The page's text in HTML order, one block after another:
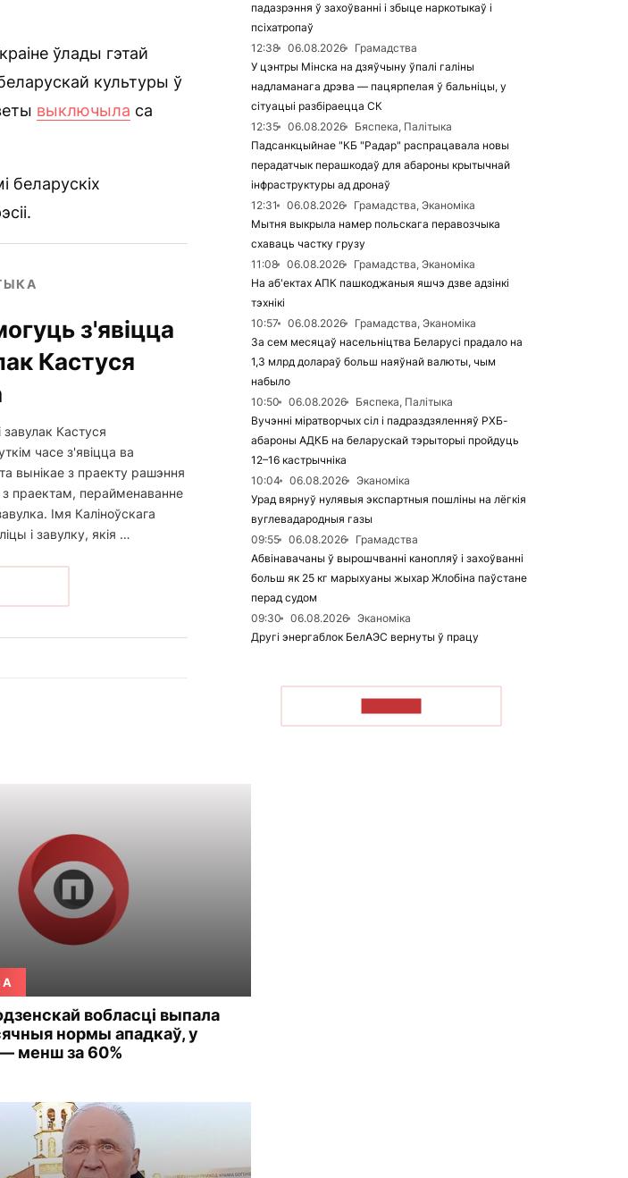
ўлады гэтай
культуры ў
выключыла са
беларускіх
з'явіцца
Кастуся
завулак Кастуся
часе з'явіцца ва
вынікае з праекту рашэння
праектам, перайменаванне
Імя Каліноўскага
і завулку, якія …
вобласці выпала
нормы ападкаў, у
менш за 60%
падазрэння ў захоўванні і збыце наркотыкаў і
псіхатропаў
12:38
06.08.2026
Грамадства
У цэнтры Мінска на дзяўчыну ўпалі галіны
надламанага дрэва — пацярпелая ў бальніцы, у
сітуацыі разбіраецца СК
12:35
06.08.2026
Бяспека, Палітыка
Падсанкцыйнае "КБ "Радар" распрацавала новы
перадатчык перашкодаў для абароны крытычнай
інфраструктуры ад дронаў
12:31
06.08.2026
Грамадства, Эканоміка
Мытня выкрыла намер польскага перавозчыка
схаваць частку грузу
11:08
06.08.2026
Грамадства, Эканоміка
На аб'ектах АПК пашкоджаныя яшчэ дзве адзінкі
тэхнікі
10:57
06.08.2026
Грамадства, Эканоміка
За сем месяцаў насельніцтва Беларусі прадало на
1,3 млрд долараў больш наяўнай валюты, чым
набыло
10:50
06.08.2026
Бяспека, Палітыка
Вучэнні міратворчых сіл і падраздзяленняў РХБ-
абароны АДКБ на беларускай тэрыторыі пройдуць
12–16 кастрычніка
10:04
06.08.2026
Эканоміка
Урад вярнуў нулявыя экспартныя пошліны на лёгкія
вуглевадародныя газы
09:55
06.08.2026
Грамадства
Абвінавачаны ў вырошчванні канопляў і захоўванні
больш як 25 кг марыхуаны жыхар Жлобіна паўстане
перад судом
09:30
06.08.2026
Эканоміка
Другі энергаблок БелАЭС вернуты ў працу